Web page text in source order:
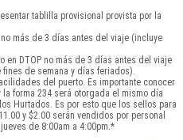
tablilla provisional provista por la
no más de 3 días antes del viaje (incluye
en DTOP no más de 3 días antes del viaje
fines de semana y días feriados).
del puerto. Es importante conocer
forma 234 será otorgada el mismo día
Hurtados. Es por esto que los sellos para
y $2.00 serán vendidos por personal
de 8:00am a 4:00pm.*